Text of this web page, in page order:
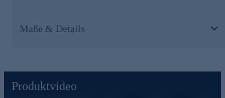
bewahrt Feuchtigkeit.
Carnaubawachs
verbessert die Gelkonsistenz.
Maße & Details
Produktvideo